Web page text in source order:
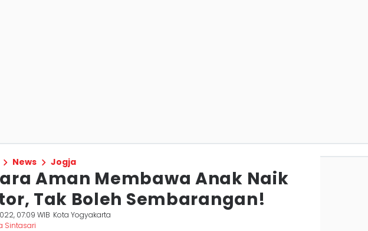
News Jogja
Aman Membawa Anak Naik
Tak Boleh Sembarangan!
07:09 WIB Kota Yogyakarta
Sintasari